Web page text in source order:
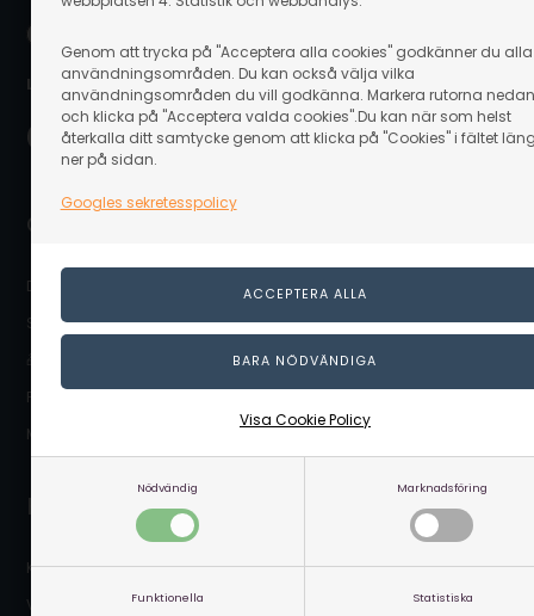
Genom att trycka på "Acceptera alla cookies" godkänner du alla
användningsområden. Du kan också välja vilka
användningsområden du vill godkänna. Markera rutorna nedan
och klicka på "Acceptera valda cookies".Du kan när som helst
återkalla ditt samtycke genom att klicka på "Cookies" i fältet
ner på sidan.
Googles sekretesspolicy
Nödvändig Marknadsföring
Funktionella Statistiska
Visa Cookie Policy
Leverans nära dig:
Genvägar
DIY Guider
Säkerhetsdatablad
🎁 Presentkort
Prenumerera på nyhetsbrev
Mitt Linaa.se (Kundlogin)
Kundtjänst
Kontakta oss
Vanliga frågor